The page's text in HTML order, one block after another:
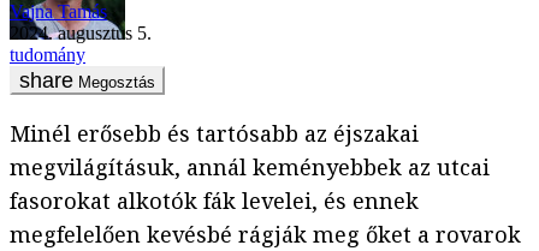
Vajna Tamás
2024. augusztus 5.
tudomány
Megosztás
Minél erősebb és tartósabb az éjszakai
megvilágításuk, annál keményebbek az utcai
fasorokat alkotók fák levelei, és ennek
megfelelően kevésbé rágják meg őket a rovarok